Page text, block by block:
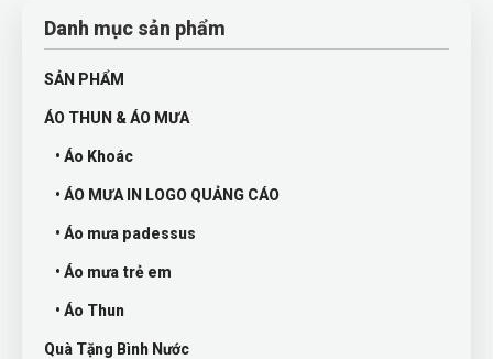
Danh mục sản phẩm
SẢN PHẨM
ÁO THUN & ÁO MƯA
• Áo Khoác
• ÁO MƯA IN LOGO QUẢNG CÁO
• Áo mưa padessus
• Áo mưa trẻ em
• Áo Thun
Quà Tặng Bình Nước